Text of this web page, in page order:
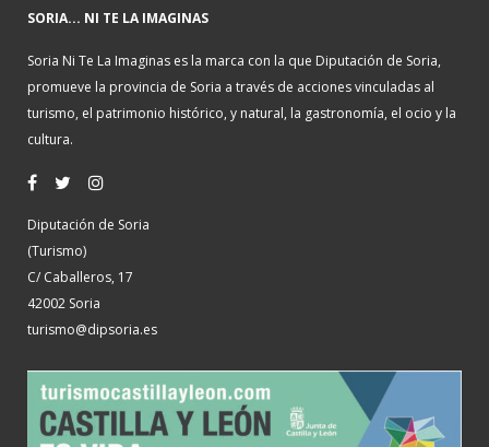
SORIA... NI TE LA IMAGINAS
Soria Ni Te La Imaginas es la marca con la que Diputación de Soria,
promueve la provincia de Soria a través de acciones vinculadas al
turismo, el patrimonio histórico, y natural, la gastronomía, el ocio y la
cultura.
Diputación de Soria
(Turismo)
C/ Caballeros, 17
42002 Soria
turismo@dipsoria.es